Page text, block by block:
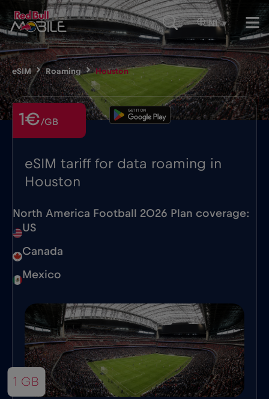
NL ▾
eSIM Roaming Houston
eSIM tariff for data roaming in
Houston
1€/GB
North America Football 2026 Plan coverage:
US
Canada
Mexico
1 GB